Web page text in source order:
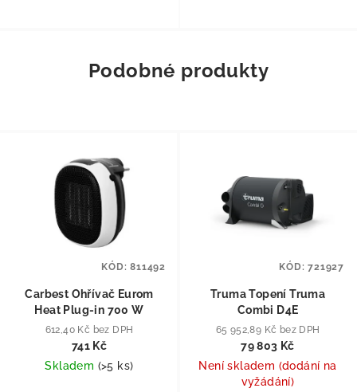
Podobné produkty
Carbest Ohřívač Eurom
Heat Plug-in 700 W
612,40 Kč bez DPH
741 Kč
Skladem (>5 ks)
KÓD:811492
Truma Topení Truma
Combi D4E
65 952,89 Kč bez DPH
79 803 Kč
Není skladem (dodání na
vyžádání)
KÓD:721927